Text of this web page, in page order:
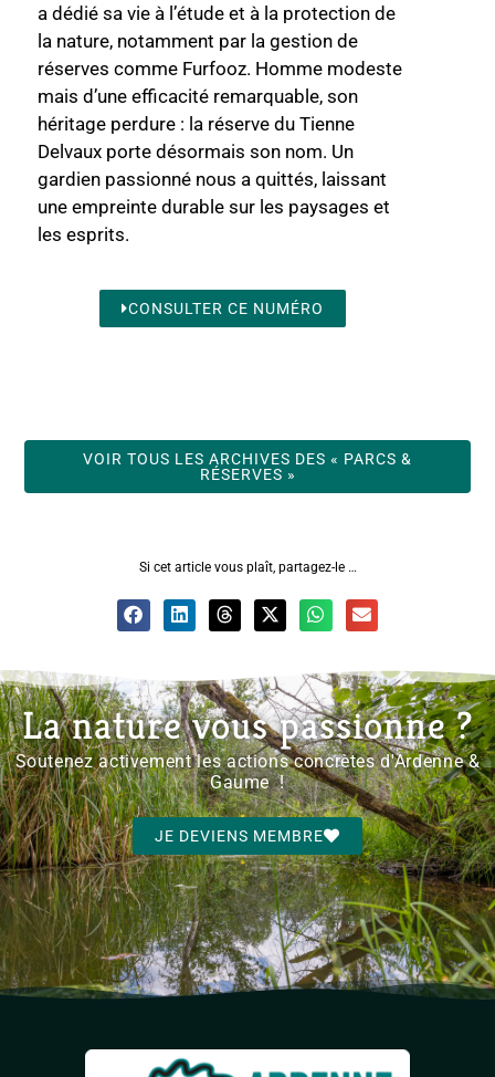
a dédié sa vie à l’étude et à la protection de
la nature, notamment par la gestion de
réserves comme Furfooz. Homme modeste
mais d’une efficacité remarquable, son
héritage perdure : la réserve du Tienne
Delvaux porte désormais son nom. Un
gardien passionné nous a quittés, laissant
une empreinte durable sur les paysages et
les esprits.
CONSULTER CE NUMÉRO
VOIR TOUS LES ARCHIVES DES « PARCS &
RÉSERVES »
Si cet article vous plaît, partagez-le …
La nature vous passionne ?
Soutenez activement les actions concrètes d'Ardenne &
Gaume !
JE DEVIENS MEMBRE